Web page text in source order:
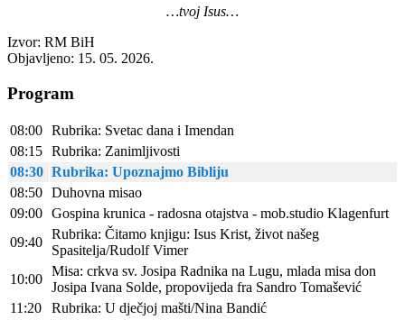
…tvoj Isus…
Izvor: RM BiH
Objavljeno: 15. 05. 2026.
Program
08:00 Rubrika: Svetac dana i Imendan
08:15 Rubrika: Zanimljivosti
08:30 Rubrika: Upoznajmo Bibliju
08:50 Duhovna misao
09:00 Gospina krunica - radosna otajstva - mob.studio Klagenfurt
09:40
Rubrika: Čitamo knjigu: Isus Krist, život našeg
Spasitelja/Rudolf Vimer
10:00
Misa: crkva sv. Josipa Radnika na Lugu, mlada misa don
Josipa Ivana Solde, propovijeda fra Sandro Tomašević
11:20
Rubrika: U dječjoj mašti/Nina Bandić